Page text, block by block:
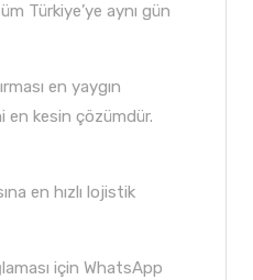
Türkiye’ye aynı gün
en yaygın
en kesin çözümdür.
en hızlı lojistik
için WhatsApp